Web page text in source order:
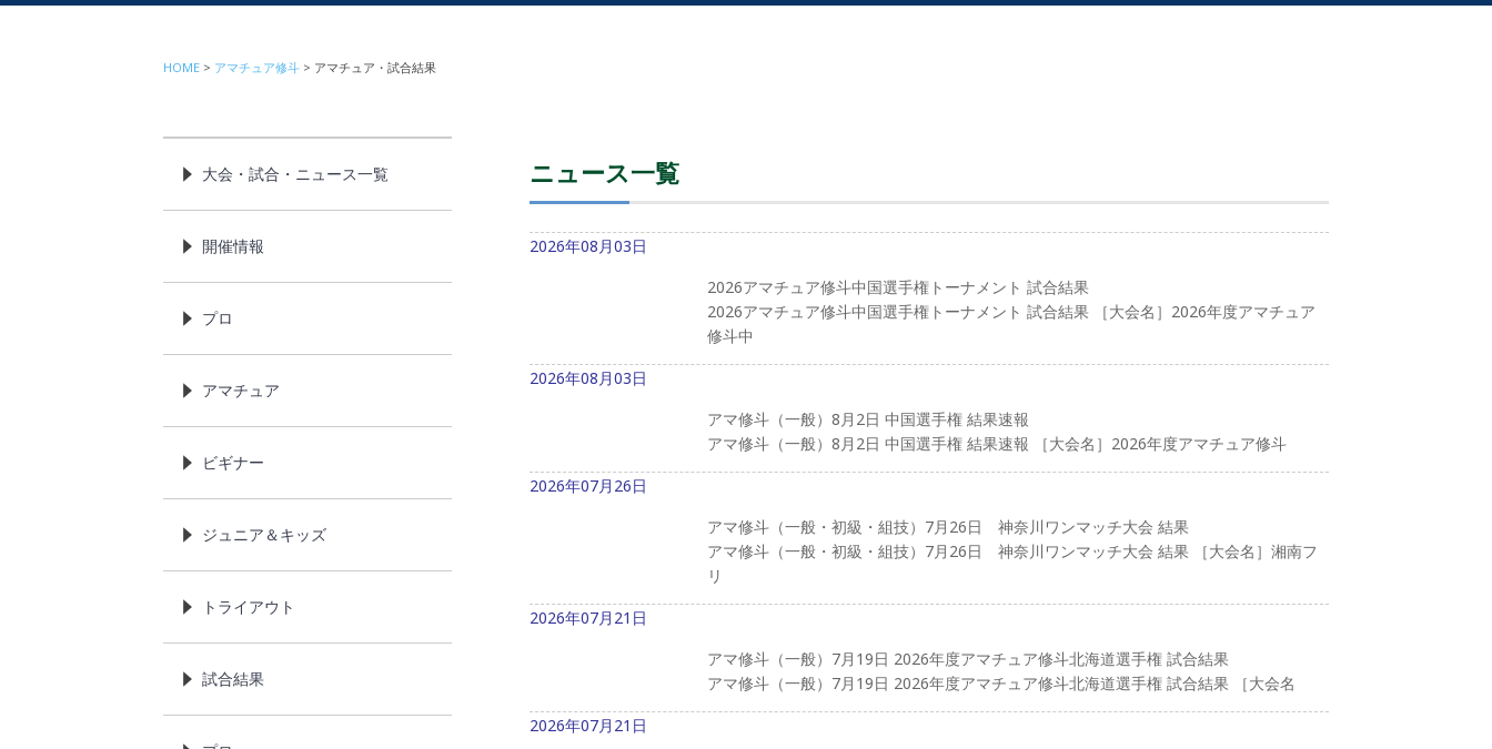
HOME アマチュア修斗 アマチュア・試合結果
ニュース一覧
2026年08月03日
2026アマチュア修斗中国選手権トーナメント 試合結果
2026アマチュア修斗中国選手権トーナメント 試合結果 ［大会名］2026年度アマチュア
修斗中
2026年08月03日
アマ修斗（一般）8月2日 中国選手権 結果速報
アマ修斗（一般）8月2日 中国選手権 結果速報 ［大会名］2026年度アマチュア修斗
2026年07月26日
アマ修斗（一般・初級・組技）7月26日 神奈川ワンマッチ大会 結果
アマ修斗（一般・初級・組技）7月26日 神奈川ワンマッチ大会 結果 ［大会名］湘南フ
リ
2026年07月21日
アマ修斗（一般）7月19日 2026年度アマチュア修斗北海道選手権 試合結果
アマ修斗（一般）7月19日 2026年度アマチュア修斗北海道選手権 試合結果 ［大会名
2026年07月21日
大会・試合・ニュース一覧
開催情報
プロ
アマチュア
ビギナー
ジュニア＆キッズ
トライアウト
試合結果